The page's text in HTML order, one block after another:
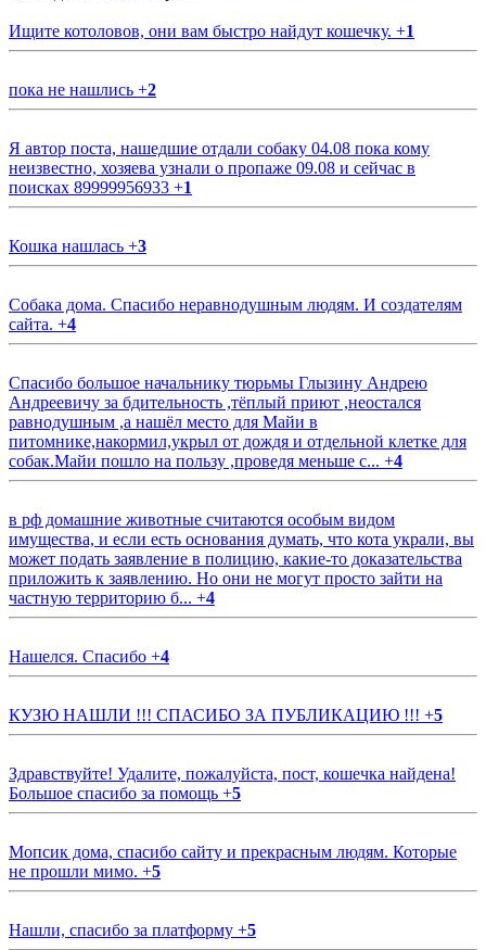
Ищите котоловов, они вам быстро найдут кошечку. +1
пока не нашлись +2
Я автор поста, нашедшие отдали собаку 04.08 пока кому
неизвестно, хозяева узнали о пропаже 09.08 и сейчас в
поисках 89999956933 +1
Кошка нашлась +3
Собака дома. Спасибо неравнодушным людям. И создателям
сайта. +4
Спасибо большое начальнику тюрьмы Глызину Андрею
Андреевичу за бдительность ,тёплый приют ,неостался
равнодушным ,а нашёл место для Майи в
питомнике,накормил,укрыл от дождя и отдельной клетке для
собак.Майи пошло на пользу ,проведя меньше с... +4
в рф домашние животные считаются особым видом
имущества, и если есть основания думать, что кота украли, вы
может подать заявление в полицию, какие-то доказательства
приложить к заявлению. Но они не могут просто зайти на
частную территорию б... +4
Нашелся. Спасибо +4
КУЗЮ НАШЛИ !!! СПАСИБО ЗА ПУБЛИКАЦИЮ !!! +5
Здравствуйте! Удалите, пожалуйста, пост, кошечка найдена!
Большое спасибо за помощь +5
Мопсик дома, спасибо сайту и прекрасным людям. Которые
не прошли мимо. +5
Нашли, спасибо за платформу +5